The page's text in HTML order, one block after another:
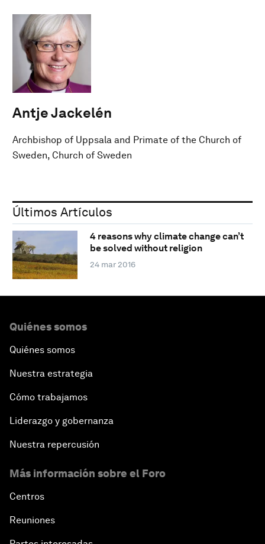
Antje Jackelén
Archbishop of Uppsala and Primate of the Church of
Sweden, Church of Sweden
Últimos Artículos
4 reasons why climate change can’t
be solved without religion
24 mar 2016
Quiénes somos
Quiénes somos
Nuestra estrategia
Cómo trabajamos
Liderazgo y gobernanza
Nuestra repercusión
Más información sobre el Foro
Centros
Reuniones